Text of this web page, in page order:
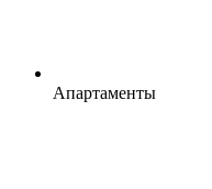
Апартаменты